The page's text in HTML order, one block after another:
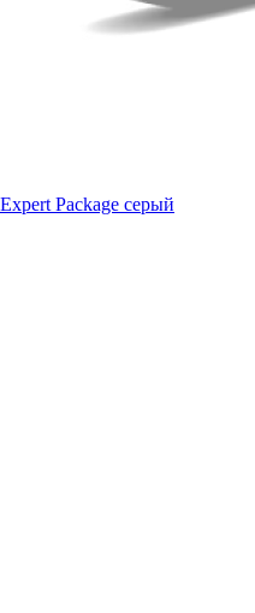
Package серый